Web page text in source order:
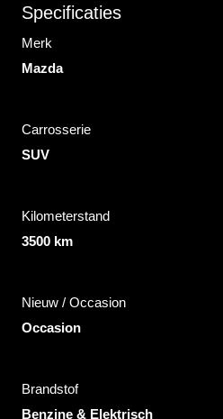
Specificaties
Merk
Mazda
Carrosserie
SUV
Kilometerstand
3500 km
Nieuw / Occasion
Occasion
Brandstof
Benzine & Elektrisch